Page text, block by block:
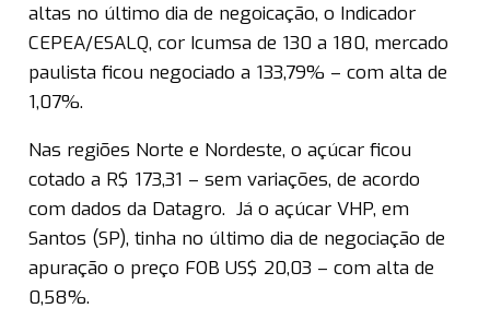
altas no último dia de negoicação, o Indicador
CEPEA/ESALQ, cor Icumsa de 130 a 180, mercado
paulista ficou negociado a 133,79% – com alta de
1,07%.
Nas regiões Norte e Nordeste, o açúcar ficou
cotado a R$ 173,31 – sem variações, de acordo
com dados da Datagro. Já o açúcar VHP, em
Santos (SP), tinha no último dia de negociação de
apuração o preço FOB US$ 20,03 – com alta de
0,58%.